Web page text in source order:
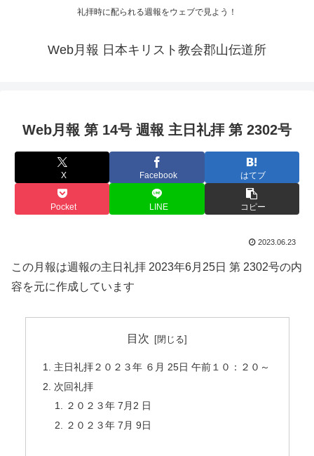
礼拝時に配られる週報をウェブで見よう！
Web月報 日本キリスト教会郡山伝道所
Web月報 第 14号 週報 主日礼拝 第 2302号
X Facebook はてブ
Pocket LINE コピー
2023.06.23
この月報は週報の主日礼拝 2023年6月25日 第 2302号の内
容を元に作成しています
目次
主日礼拝２０２３年 ６月 25日 午前１０：２０～
次回礼拝
２０２３年 7月2 日
２０２３年 7月 9日